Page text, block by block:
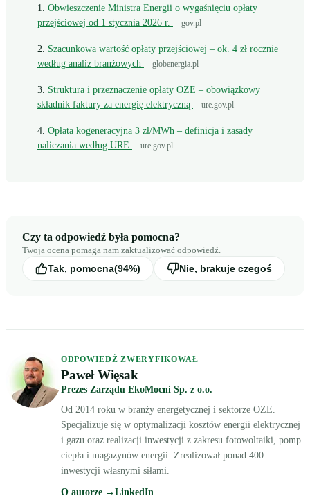
Obwieszczenie Ministra Energii o wygaśnięciu opłaty
przejściowej od 1 stycznia 2026 r.
gov.pl
Szacunkowa wartość opłaty przejściowej – ok. 4 zł rocznie
według analiz branżowych
globenergia.pl
Struktura i przeznaczenie opłaty OZE – obowiązkowy
składnik faktury za energię elektryczną
ure.gov.pl
Opłata kogeneracyjna 3 zł/MWh – definicja i zasady
naliczania według URE
ure.gov.pl
Czy ta odpowiedź była pomocna?
Twoja ocena pomaga nam zaktualizować odpowiedź.
Tak, pomocna(94%) Nie, brakuje czegoś
ODPOWIEDŹ ZWERYFIKOWAŁ
Paweł Więsak
Prezes Zarządu EkoMocni Sp. z o.o.
Od 2014 roku w branży energetycznej i sektorze OZE.
Specjalizuje się w optymalizacji kosztów energii elektrycznej
i gazu oraz realizacji inwestycji z zakresu fotowoltaiki, pomp
ciepła i magazynów energii. Zrealizował ponad 400
inwestycji własnymi siłami.
O autorze → LinkedIn